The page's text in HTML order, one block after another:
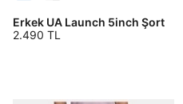
Erkek UA Launch 5inch Şort
2.490 TL